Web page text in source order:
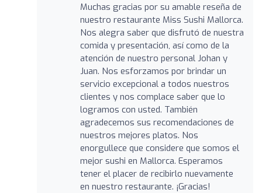
Muchas gracias por su amable reseña de
nuestro restaurante Miss Sushi Mallorca.
Nos alegra saber que disfrutó de nuestra
comida y presentación, así como de la
atención de nuestro personal Johan y
Juan. Nos esforzamos por brindar un
servicio excepcional a todos nuestros
clientes y nos complace saber que lo
logramos con usted. También
agradecemos sus recomendaciones de
nuestros mejores platos. Nos
enorgullece que considere que somos el
mejor sushi en Mallorca. Esperamos
tener el placer de recibirlo nuevamente
en nuestro restaurante. ¡Gracias!